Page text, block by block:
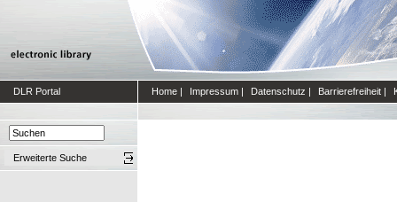
DLR Portal Home | Impressum | Datenschutz | Barrierefreiheit |
Erweiterte Suche